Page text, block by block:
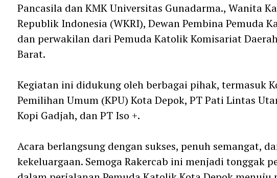
Pancasila dan KMK Universitas Gunadarma., Wanita
Republik Indonesia (WKRI), Dewan Pembina Pemuda
dan perwakilan dari Pemuda Katolik Komisariat
Barat.
Kegiatan ini didukung oleh berbagai pihak, termasuk
Pemilihan Umum (KPU) Kota Depok, PT Pati Lintas
Kopi Gadjah, dan PT Iso +.
Acara berlangsung dengan sukses, penuh semangat,
kekeluargaan. Semoga Rakercab ini menjadi tonggak